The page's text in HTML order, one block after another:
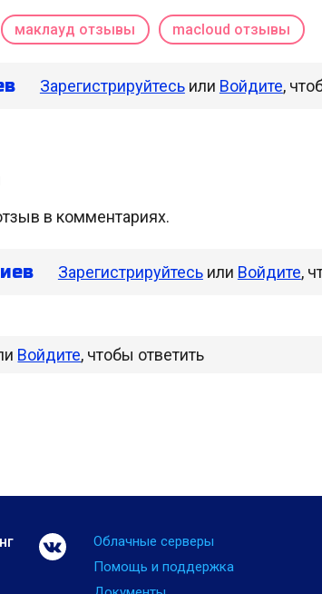
маклауд отзывы macloud отзывы
Зарегистрируйтесьили Войдите,
в комментариях.
Зарегистрируйтесьили Войдите,
Войдите, чтобы ответить
Облачные серверы
Помощь и поддержка